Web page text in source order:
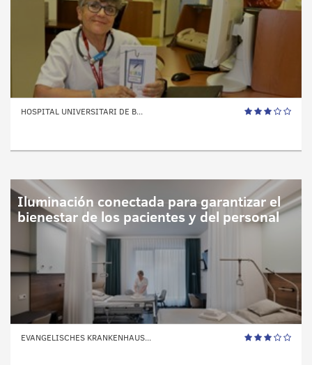
HOSPITAL UNIVERSITARI DE B...
Iluminación conectada para garantizar el
bienestar de los pacientes y del personal
EVANGELISCHES KRANKENHAUS...